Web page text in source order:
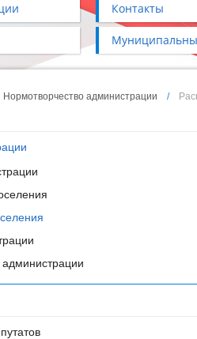
Контакты
Нормотворчество администрации /